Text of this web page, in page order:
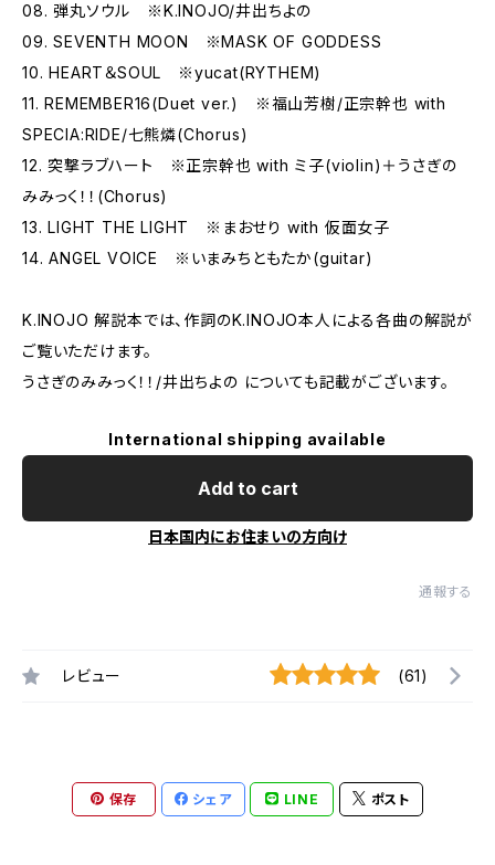
08. 弾丸ソウル ※K.INOJO/井出ちよの
09. SEVENTH MOON ※MASK OF GODDESS
10. HEART＆SOUL ※yucat(RYTHEM)
11. REMEMBER16(Duet ver.) ※福山芳樹/正宗幹也 with
SPECIA:RIDE/七熊燐(Chorus)
12. 突撃ラブハート ※正宗幹也 with ミ子(violin)＋うさぎの
みみっく！！(Chorus)
13. LIGHT THE LIGHT ※まおせり with 仮面女子
14. ANGEL VOICE ※いまみちともたか(guitar)
K.INOJO 解説本では、作詞のK.INOJO本人による各曲の解説が
ご覧いただけます。
うさぎのみみっく！！/井出ちよの についても記載がございます。
International shipping available
Add to cart
日本国内にお住まいの方向け
通報する
レビュー (61)
保存 シェア LINE ポスト